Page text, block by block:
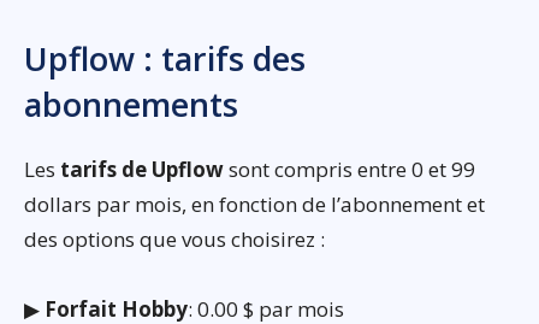
Upflow : tarifs des
abonnements
Les tarifs de Upflowsont compris entre 0 et 99
dollars par mois, en fonction de l’abonnement et
des options que vous choisirez :
▶ Forfait Hobby: 0.00 $ par mois